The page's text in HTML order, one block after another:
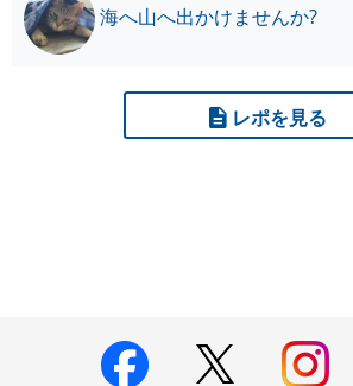
海へ山へ出かけませんか?
レポを見る